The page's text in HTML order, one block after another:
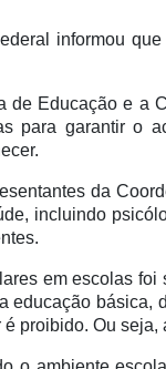
informou
de Educação e a
para garantir o
da
incluindo
em escolas
educação básica,
proibido. Ou